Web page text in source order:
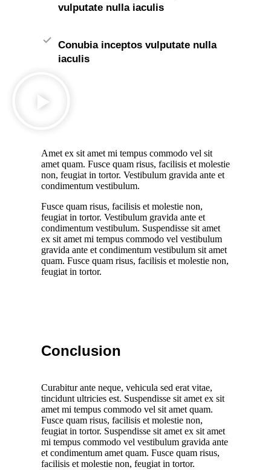
vulputate nulla iaculis
Conubia inceptos vulputate nulla
iaculis
Amet ex sit amet mi tempus commodo vel sit
amet quam. Fusce quam risus, facilisis et molestie
non, feugiat in tortor. Vestibulum gravida ante et
condimentum vestibulum.
Fusce quam risus, facilisis et molestie non,
feugiat in tortor. Vestibulum gravida ante et
condimentum vestibulum. Suspendisse sit amet
ex sit amet mi tempus commodo vel vestibulum
gravida ante et condimentum vestibulum sit amet
quam. Fusce quam risus, facilisis et molestie non,
feugiat in tortor.
Conclusion
Curabitur ante neque, vehicula sed erat vitae,
tincidunt ultricies est. Suspendisse sit amet ex sit
amet mi tempus commodo vel sit amet quam.
Fusce quam risus, facilisis et molestie non,
feugiat in tortor. Suspendisse sit amet ex sit amet
mi tempus commodo vel vestibulum gravida ante
et condimentum amet quam. Fusce quam risus,
facilisis et molestie non, feugiat in tortor.